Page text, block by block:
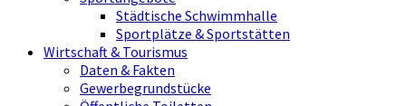
Städtische Schwimmhalle
Sportplätze & Sportstätten
Wirtschaft & Tourismus
Daten & Fakten
Gewerbegrundstücke